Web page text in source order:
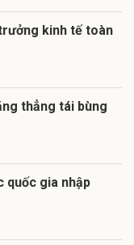
kinh tế toàn
thẳng tái bùng
quốc gia nhập